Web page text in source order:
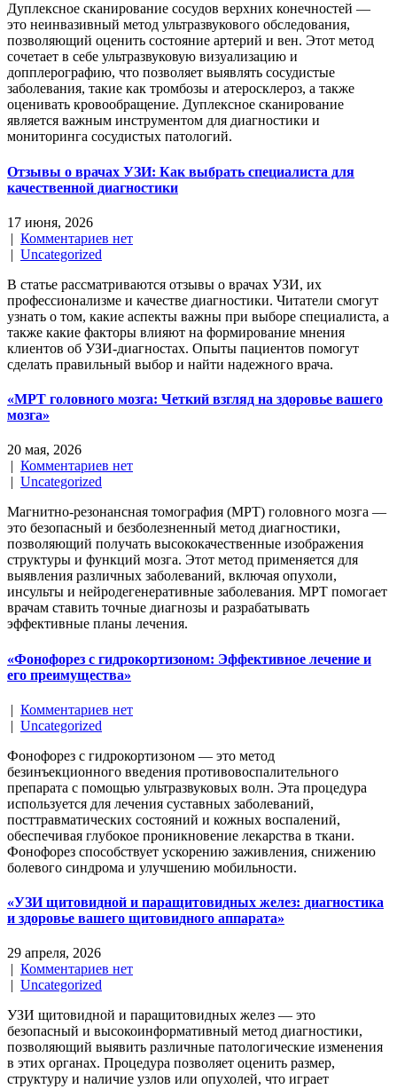
Дуплексное сканирование сосудов верхних конечностей —
это неинвазивный метод ультразвукового обследования,
позволяющий оценить состояние артерий и вен. Этот метод
сочетает в себе ультразвуковую визуализацию и
допплерографию, что позволяет выявлять сосудистые
заболевания, такие как тромбозы и атеросклероз, а также
оценивать кровообращение. Дуплексное сканирование
является важным инструментом для диагностики и
мониторинга сосудистых патологий.
Отзывы о врачах УЗИ: Как выбрать специалиста для
качественной диагностики
17 июня, 2026
| Комментариев нет
| Uncategorized
В статье рассматриваются отзывы о врачах УЗИ, их
профессионализме и качестве диагностики. Читатели смогут
узнать о том, какие аспекты важны при выборе специалиста, а
также какие факторы влияют на формирование мнения
клиентов об УЗИ-диагностах. Опыты пациентов помогут
сделать правильный выбор и найти надежного врача.
«МРТ головного мозга: Четкий взгляд на здоровье вашего
мозга»
20 мая, 2026
| Комментариев нет
| Uncategorized
Магнитно-резонансная томография (МРТ) головного мозга —
это безопасный и безболезненный метод диагностики,
позволяющий получать высококачественные изображения
структуры и функций мозга. Этот метод применяется для
выявления различных заболеваний, включая опухоли,
инсульты и нейродегенеративные заболевания. МРТ помогает
врачам ставить точные диагнозы и разрабатывать
эффективные планы лечения.
«Фонофорез с гидрокортизоном: Эффективное лечение и
его преимущества»
| Комментариев нет
| Uncategorized
Фонофорез с гидрокортизоном — это метод
безинъекционного введения противовоспалительного
препарата с помощью ультразвуковых волн. Эта процедура
используется для лечения суставных заболеваний,
посттравматических состояний и кожных воспалений,
обеспечивая глубокое проникновение лекарства в ткани.
Фонофорез способствует ускорению заживления, снижению
болевого синдрома и улучшению мобильности.
«УЗИ щитовидной и паращитовидных желез: диагностика
и здоровье вашего щитовидного аппарата»
29 апреля, 2026
Комментариев нет
Uncategorized
УЗИ щитовидной и паращитовидных желез — это
безопасный и высокоинформативный метод диагностики,
позволяющий выявить различные патологические изменения
в этих органах. Процедура позволяет оценить размер,
структуру и наличие узлов или опухолей, что играет